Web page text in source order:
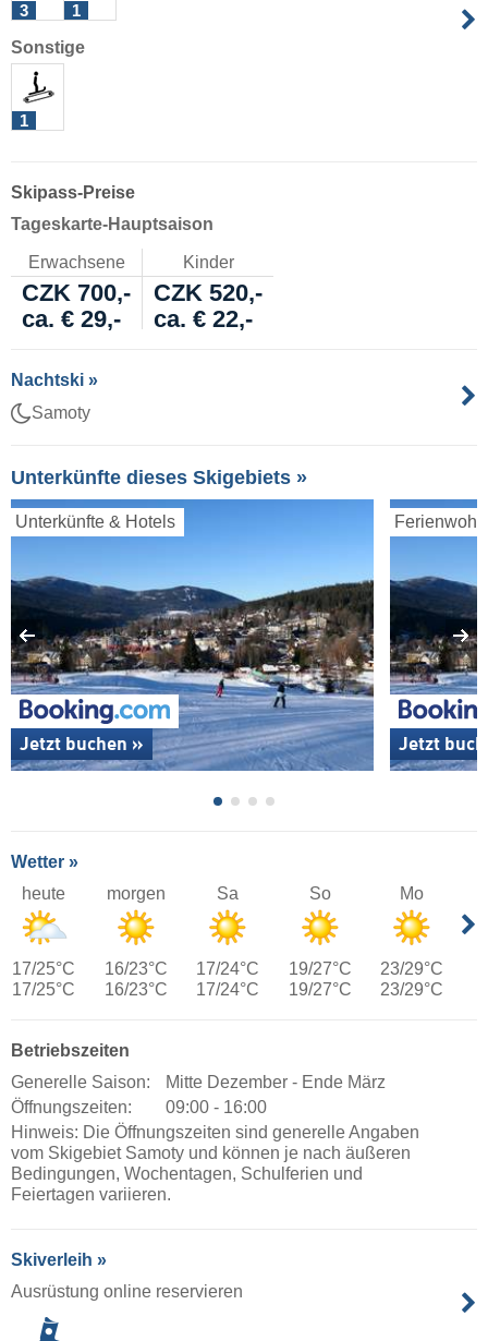
3 1
Sonstige
1
Skipass-Preise
Tageskarte-Hauptsaison
Erwachsene Kinder
CZK 700,-
CZK 520,-
ca. € 29,-
ca. € 22,-
Nachtski »
Samoty
Unterkünfte dieses Skigebiets »
Unterkünfte & Hotels
Jetzt buchen » Jetzt
Wetter »
heute
17/25°C
17/25°C
morgen
16/23°C
16/23°C
Sa
17/24°C
17/24°C
So
19/27°C
19/27°C
Mo
23/29°C
23/29°C
Betriebszeiten
Generelle Saison:
Mitte Dezember - Ende März
Öffnungszeiten:
09:00 - 16:00
Hinweis: Die Öffnungszeiten sind generelle Angaben
vom Skigebiet Samoty und können je nach äußeren
Bedingungen, Wochentagen, Schulferien und
Feiertagen variieren.
Skiverleih »
Ausrüstung online reservieren